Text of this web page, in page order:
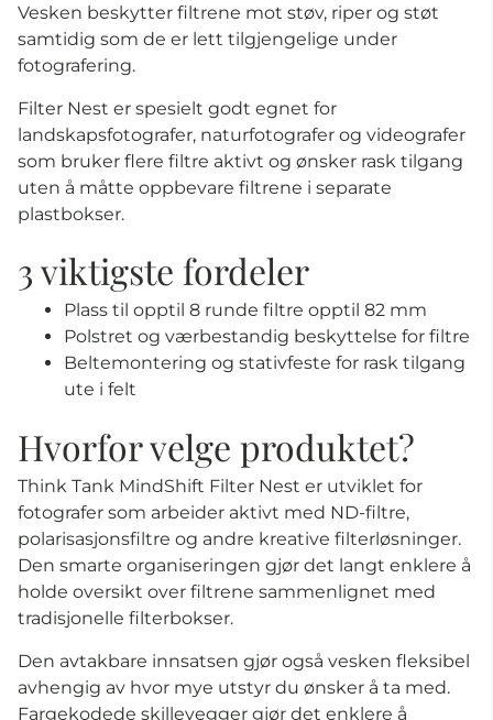
Vesken beskytter filtrene mot støv, riper og støt
samtidig som de er lett tilgjengelige under
fotografering.
Filter Nest er spesielt godt egnet for
landskapsfotografer, naturfotografer og videografer
som bruker flere filtre aktivt og ønsker rask tilgang
uten å måtte oppbevare filtrene i separate
plastbokser.
3 viktigste fordeler
Plass til opptil 8 runde filtre opptil 82 mm
Polstret og værbestandig beskyttelse for filtre
Beltemontering og stativfeste for rask tilgang
ute i felt
Hvorfor velge produktet?
Think Tank MindShift Filter Nest er utviklet for
fotografer som arbeider aktivt med ND-filtre,
polarisasjonsfiltre og andre kreative filterløsninger.
Den smarte organiseringen gjør det langt enklere å
holde oversikt over filtrene sammenlignet med
tradisjonelle filterbokser.
Den avtakbare innsatsen gjør også vesken fleksibel
avhengig av hvor mye utstyr du ønsker å ta med.
Fargekodede skillevegger gjør det enklere å